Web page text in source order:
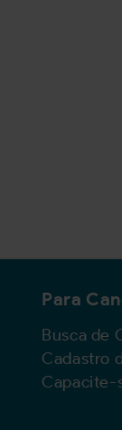
Para
Busca de
Cadastro
Capacite-